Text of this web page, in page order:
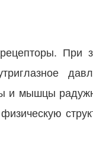
При
и мышцы